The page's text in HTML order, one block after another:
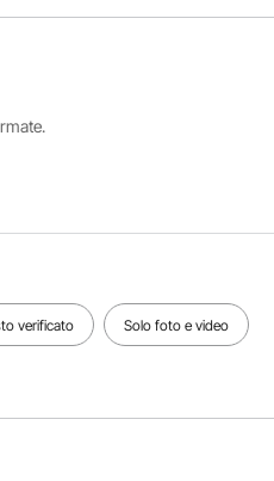
capacità di
Capacità
verificato Solo foto e video